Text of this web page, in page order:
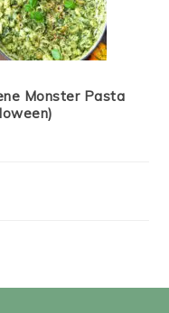
Monster Pasta